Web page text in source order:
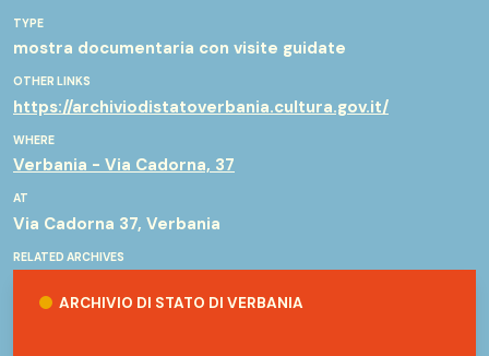
TYPE
mostra documentaria con visite guidate
OTHER LINKS
https://archiviodistatoverbania.cultura.gov.it/
WHERE
Verbania - Via Cadorna, 37
AT
Via Cadorna 37, Verbania
RELATED ARCHIVES
ARCHIVIO DI STATO DI VERBANIA